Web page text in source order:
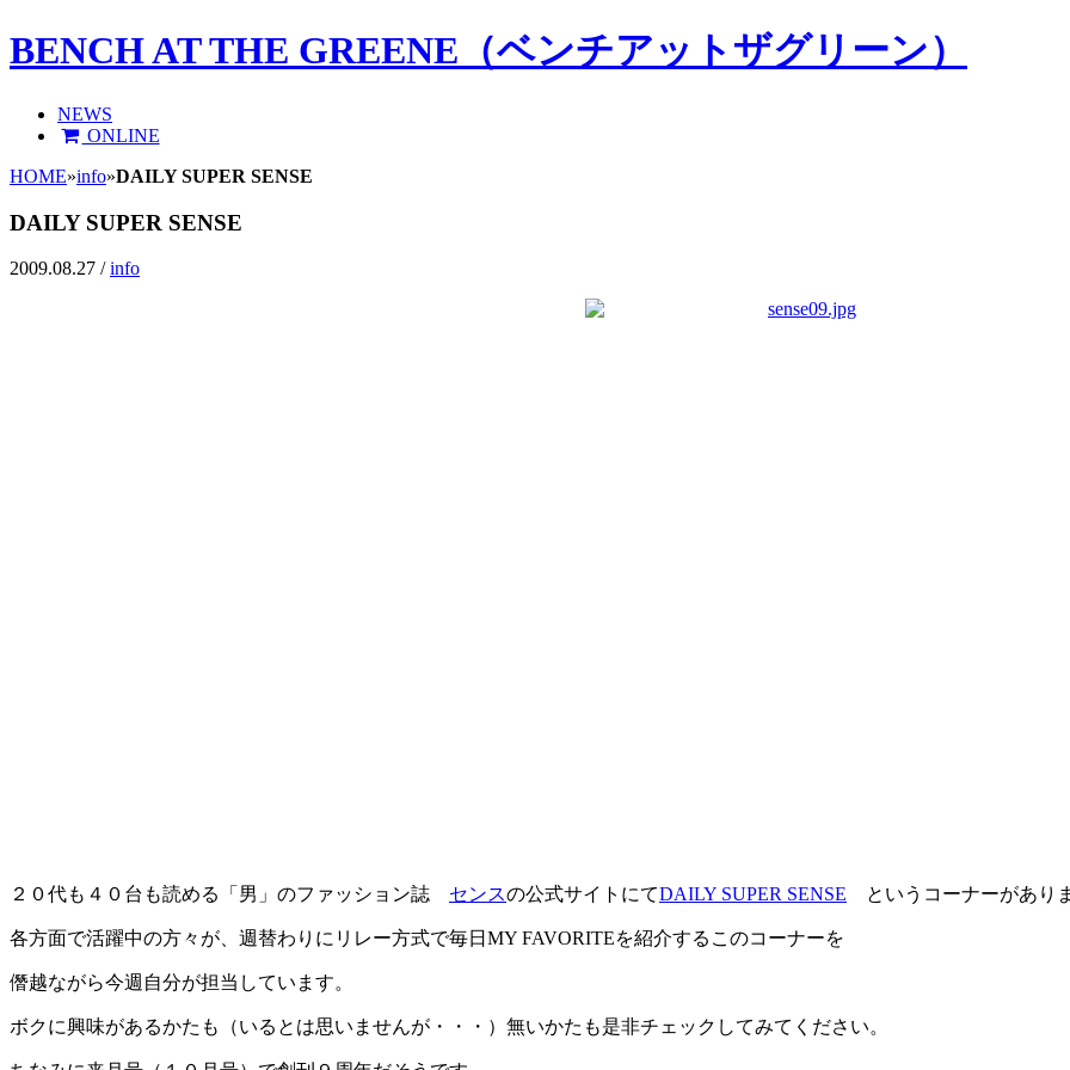
BENCH AT THE GREENE（ベンチアットザグリーン）
NEWS
ONLINE
HOME»info»DAILY SUPER SENSE
DAILY SUPER SENSE
2009.08.27 /info
２０代も４０台も読める「男」のファッション誌 センスの公式サイトにてDAILY SUPER SENSE というコーナーがあり
各方面で活躍中の方々が、週替わりにリレー方式で毎日MY FAVORITEを紹介するこのコーナーを
僭越ながら今週自分が担当しています。
ボクに興味があるかたも（いるとは思いませんが・・・）無いかたも是非チェックしてみてください。